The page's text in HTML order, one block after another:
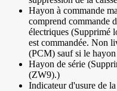
Hayon à commande
comprend commande
électriques (Supprimé
est commandée. Non
(PCM) sauf si le
Hayon de série
(ZW9).)
Indicateur d'usure de